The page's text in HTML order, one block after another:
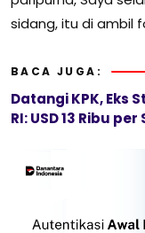
sidang, itu di ambil
BACA JUGA:
Datangi KPK, Eks
RI: USD 13 Ribu